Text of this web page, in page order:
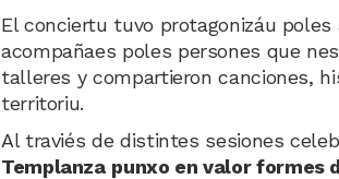
El conciertu tuvo protagonizáu
acompañaes poles persones que
talleres y compartieron canciones,
territoriu.
Al traviés de distintes sesiones
Templanza punxo en valor formes